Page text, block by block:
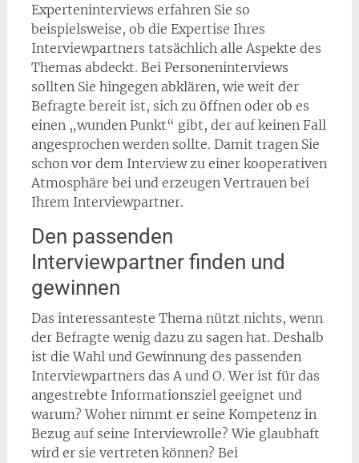
Experteninterviews erfahren Sie so
beispielsweise, ob die Expertise Ihres
Interviewpartners tatsächlich alle Aspekte des
Themas abdeckt. Bei Personeninterviews
sollten Sie hingegen abklären, wie weit der
Befragte bereit ist, sich zu öffnen oder ob es
einen „wunden Punkt“ gibt, der auf keinen Fall
angesprochen werden sollte. Damit tragen Sie
schon vor dem Interview zu einer kooperativen
Atmosphäre bei und erzeugen Vertrauen bei
Ihrem Interviewpartner.
Den passenden
Interviewpartner finden und
gewinnen
Das interessanteste Thema nützt nichts, wenn
der Befragte wenig dazu zu sagen hat. Deshalb
ist die Wahl und Gewinnung des passenden
Interviewpartners das A und O. Wer ist für das
angestrebte Informationsziel geeignet und
warum? Woher nimmt er seine Kompetenz in
Bezug auf seine Interviewrolle? Wie glaubhaft
wird er sie vertreten können? Bei